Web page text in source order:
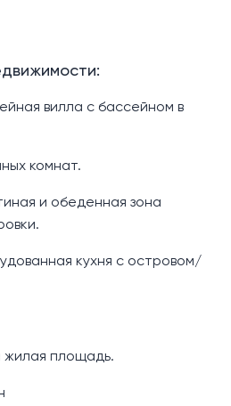
вилла с бассейном в
комнат.
и обеденная зона
кухня с островом/
жилая площадь.